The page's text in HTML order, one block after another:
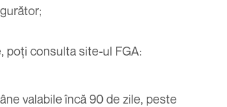
poți consulta site-ul FGA:
valabile încă 90 de zile, peste